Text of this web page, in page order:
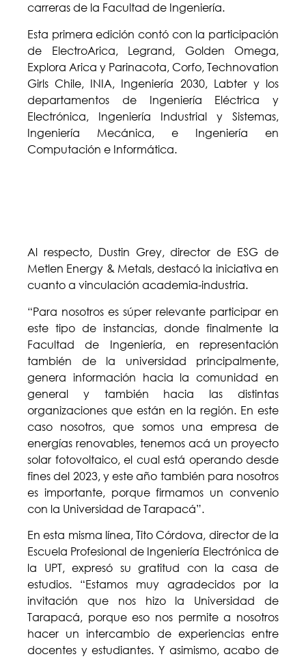
carreras de la Facultad de Ingeniería.
Esta primera edición contó con la participación
de ElectroArica, Legrand, Golden Omega,
Explora Arica y Parinacota, Corfo, Technovation
Girls Chile, INIA, Ingeniería 2030, Labter y los
departamentos de Ingeniería Eléctrica y
Electrónica, Ingeniería Industrial y Sistemas,
Ingeniería Mecánica, e Ingeniería en
Computación e Informática.
Al respecto, Dustin Grey, director de ESG de
Metlen Energy & Metals, destacó la iniciativa en
cuanto a vinculación academia-industria.
“Para nosotros es súper relevante participar en
este tipo de instancias, donde finalmente la
Facultad de Ingeniería, en representación
también de la universidad principalmente,
genera información hacia la comunidad en
general y también hacia las distintas
organizaciones que están en la región. En este
caso nosotros, que somos una empresa de
energías renovables, tenemos acá un proyecto
solar fotovoltaico, el cual está operando desde
fines del 2023, y este año también para nosotros
es importante, porque firmamos un convenio
con la Universidad de Tarapacá”.
En esta misma línea, Tito Córdova, director de la
Escuela Profesional de Ingeniería Electrónica de
la UPT, expresó su gratitud con la casa de
estudios. “Estamos muy agradecidos por la
invitación que nos hizo la Universidad de
Tarapacá, porque eso nos permite a nosotros
hacer un intercambio de experiencias entre
docentes y estudiantes. Y asimismo, acabo de